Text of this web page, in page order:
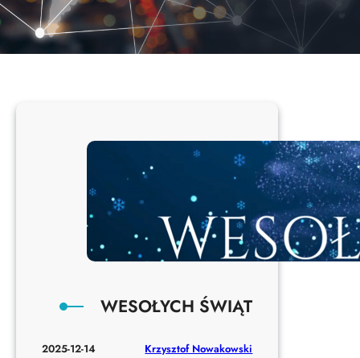
WESOŁYCH ŚWIĄT
2025-12-14 Krzysztof Nowakowski